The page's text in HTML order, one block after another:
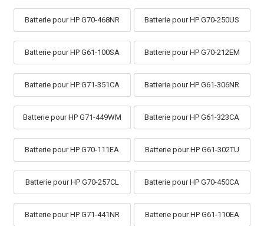
Batterie pour HP G70-468NR Batterie pour HP G70-250US
Batterie pour HP G61-100SA Batterie pour HP G70-212EM
Batterie pour HP G71-351CA Batterie pour HP G61-306NR
Batterie pour HP G71-449WM Batterie pour HP G61-323CA
Batterie pour HP G70-111EA Batterie pour HP G61-302TU
Batterie pour HP G70-257CL Batterie pour HP G70-450CA
Batterie pour HP G71-441NR Batterie pour HP G61-110EA